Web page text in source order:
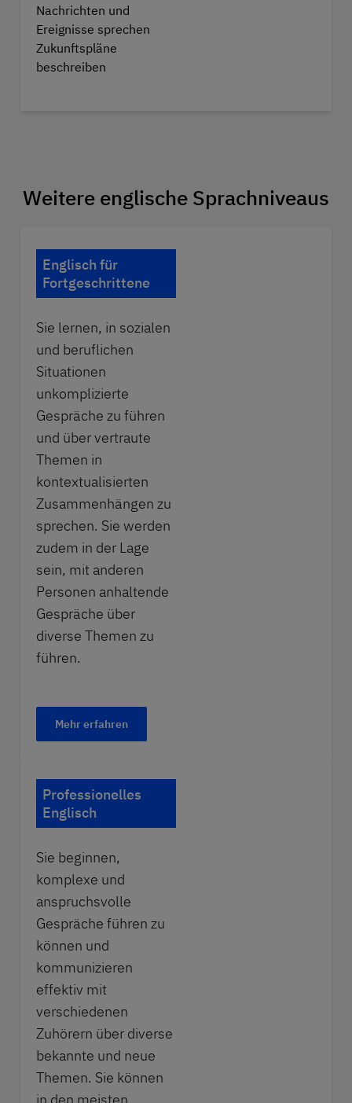
Nachrichten und
Ereignisse sprechen
Zukunftspläne
beschreiben
Weitere englische Sprachniveaus
Englisch für
Fortgeschrittene
Sie lernen, in sozialen
und beruflichen
Situationen
unkomplizierte
Gespräche zu führen
und über vertraute
Themen in
kontextualisierten
Zusammenhängen zu
sprechen. Sie werden
zudem in der Lage
sein, mit anderen
Personen anhaltende
Gespräche über
diverse Themen zu
führen.
Mehr erfahren
Professionelles
Englisch
Sie beginnen,
komplexe und
anspruchsvolle
Gespräche führen zu
können und
kommunizieren
effektiv mit
verschiedenen
Zuhörern über diverse
bekannte und neue
Themen. Sie können